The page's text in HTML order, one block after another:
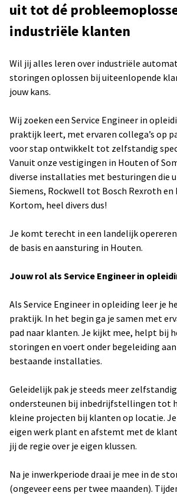
uit tot dé
industriële klanten
Wil jij alles leren over industriële
storingen oplossen bij uiteenlopende
jouw kans.
Wij zoeken een Service Engineer in
praktijk leert, met ervaren collega’s op
voor stap ontwikkelt tot zelfstandig
Vanuit onze vestigingen in Houten of
diverse installaties met besturingen die
Siemens, Rockwell tot Bosch Rexroth en
Kortom, heel divers dus!
Je komt terecht in een landelijk
de basis en aansturing in Houten.
Jouw rol als Service Engineer in
Als Service Engineer in opleiding leer je
praktijk. In het begin ga je samen met
pad naar klanten. Je kijkt mee, helpt bij
storingen en voert onder begeleiding
bestaande installaties.
Geleidelijk pak je steeds meer
ondersteunen bij inbedrijfstellingen tot
kleine projecten bij klanten op locatie.
eigen werk plant en afstemt met de
jij de regie over je eigen klussen.
Na je inwerkperiode draai je mee in de
(ongeveer eens per twee maanden).